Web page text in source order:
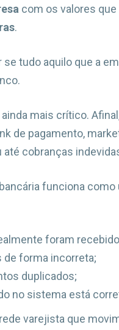
com os valores
.
se tudo aquilo que a
mais crítico.
de pagamento,
até cobranças
funciona
foram
de forma incorreta;
duplicados;
no sistema está
varejista que